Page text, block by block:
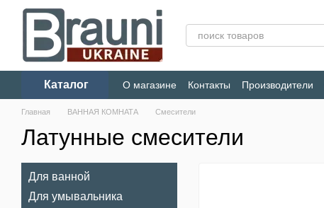
Перейти к основному контенту
Каталог О магазине Контакты Производители
Конфиденциальность
Главная ВАННАЯ КОМНАТА Смесители
Латунные смесители
Для ванной
Для умывальника